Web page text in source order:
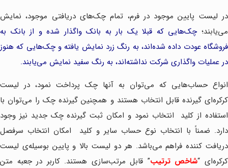
در لیست پایین موجود در فرم، تمام چک‌های دریافتی موجود، نمایش
می‌یابند؛چک‌هایی که قبلا یک بار به بانک واگذار شده و از بانک به
فروشگاه عودت داده شده‌اند، به رنگ زرد نمایش یافته و چک‌هایی که هنوز
در عملیات واگذاری شرکت نداشته‌اند، به رنگ سفید نمایش می‌یابند.
انواع حساب‌هایی که می‌توان به آنها چک پرداخت نمود، در لیست
کرکره‌ای گیرنده قابل انتخاب هستند و همچنین گیرنده چک را می‌توان با
استفاده از کلید
انتخاب نمود و امکان ثبت گیرنده چک جدید نیز وجود
دارد. ضمناً با انتخاب نوع حساب سایر و کلید
امکان انتخاب سرفصل
دریافت کننده فراهم می‌باشد. هر دو لیست بالا و پایین بوسیله‌ی لیست
کرکره‌ای “شاخص ترتیب” قابل مرتب‌سازی هستند. کاربر در جعبه متن